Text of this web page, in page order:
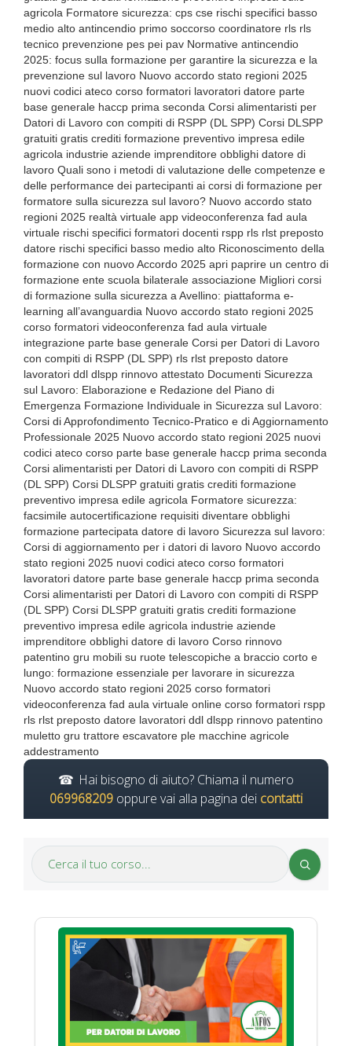
agricola Formatore sicurezza: cps cse rischi specifici basso
medio alto antincendio primo soccorso coordinatore rls rls
tecnico prevenzione pes pei pav Normative antincendio
2025: focus sulla formazione per garantire la sicurezza e la
prevenzione sul lavoro Nuovo accordo stato regioni 2025
nuovi codici ateco corso formatori lavoratori datore parte
base generale haccp prima seconda Corsi alimentaristi per
Datori di Lavoro con compiti di RSPP (DL SPP) Corsi DLSPP
gratuiti gratis crediti formazione preventivo impresa edile
agricola industrie aziende imprenditore obblighi datore di
lavoro Quali sono i metodi di valutazione delle competenze e
delle performance dei partecipanti ai corsi di formazione per
formatore sulla sicurezza sul lavoro? Nuovo accordo stato
regioni 2025 realtà virtuale app videoconferenza fad aula
virtuale rischi specifici formatori docenti rspp rls rlst preposto
datore rischi specifici basso medio alto Riconoscimento della
formazione con nuovo Accordo 2025 apri paprire un centro di
formazione ente scuola bilaterale associazione Migliori corsi
di formazione sulla sicurezza a Avellino: piattaforma e-
learning all’avanguardia Nuovo accordo stato regioni 2025
corso formatori videoconferenza fad aula virtuale
integrazione parte base generale Corsi per Datori di Lavoro
con compiti di RSPP (DL SPP) rls rlst preposto datore
lavoratori ddl dlspp rinnovo attestato Documenti Sicurezza
sul Lavoro: Elaborazione e Redazione del Piano di
Emergenza Formazione Individuale in Sicurezza sul Lavoro:
Corsi di Approfondimento Tecnico-Pratico e di Aggiornamento
Professionale 2025 Nuovo accordo stato regioni 2025 nuovi
codici ateco corso parte base generale haccp prima seconda
Corsi alimentaristi per Datori di Lavoro con compiti di RSPP
(DL SPP) Corsi DLSPP gratuiti gratis crediti formazione
preventivo impresa edile agricola Formatore sicurezza:
facsimile autocertificazione requisiti diventare obblighi
formazione partecipata datore di lavoro Sicurezza sul lavoro:
Corsi di aggiornamento per i datori di lavoro Nuovo accordo
stato regioni 2025 nuovi codici ateco corso formatori
lavoratori datore parte base generale haccp prima seconda
Corsi alimentaristi per Datori di Lavoro con compiti di RSPP
(DL SPP) Corsi DLSPP gratuiti gratis crediti formazione
preventivo impresa edile agricola industrie aziende
imprenditore obblighi datore di lavoro Corso rinnovo
patentino gru mobili su ruote telescopiche a braccio corto e
lungo: formazione essenziale per lavorare in sicurezza
Nuovo accordo stato regioni 2025 corso formatori
videoconferenza fad aula virtuale online corso formatori rspp
rls rlst preposto datore lavoratori ddl dlspp rinnovo patentino
muletto gru trattore escavatore ple macchine agricole
addestramento
Hai bisogno di aiuto? Chiama il numero
069968209 oppure vai alla pagina dei contatti